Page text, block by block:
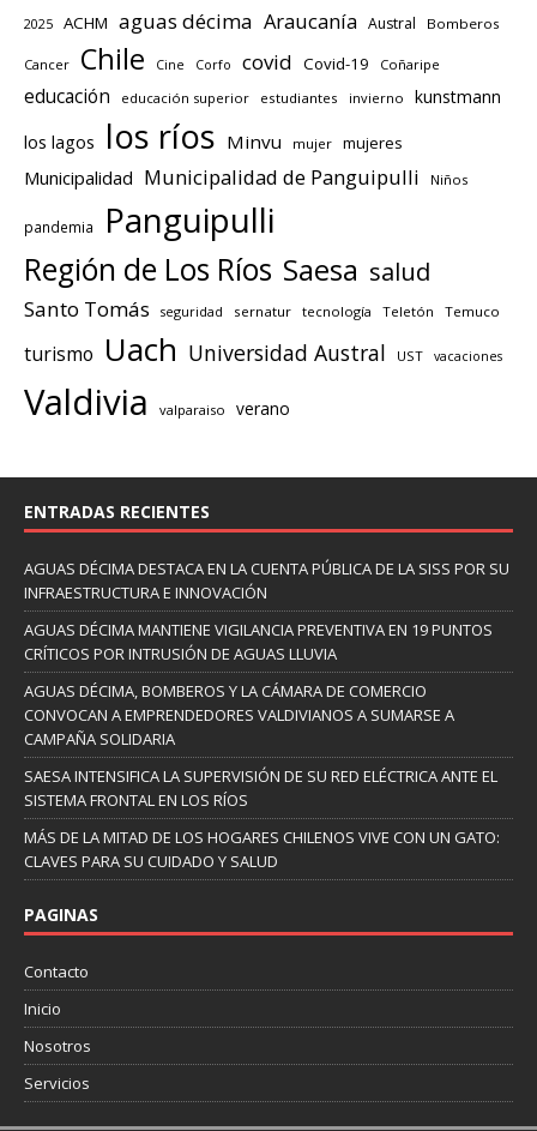
2025 ACHM aguas décima Araucanía Austral Bomberos
Cancer Chile Cine Corfo covid Covid-19 Coñaripe
educación educación superior estudiantes invierno kunstmann
los lagos los ríos Minvu mujer mujeres
Municipalidad Municipalidad de Panguipulli Niños
pandemia Panguipulli
Región de Los Ríos Saesa salud
Santo Tomás seguridad sernatur tecnología Teletón Temuco
turismo Uach Universidad Austral UST vacaciones
Valdivia valparaiso verano
ENTRADAS RECIENTES
AGUAS DÉCIMA DESTACA EN LA CUENTA PÚBLICA DE LA SISS POR SU
INFRAESTRUCTURA E INNOVACIÓN
AGUAS DÉCIMA MANTIENE VIGILANCIA PREVENTIVA EN 19 PUNTOS
CRÍTICOS POR INTRUSIÓN DE AGUAS LLUVIA
AGUAS DÉCIMA, BOMBEROS Y LA CÁMARA DE COMERCIO
CONVOCAN A EMPRENDEDORES VALDIVIANOS A SUMARSE A
CAMPAÑA SOLIDARIA
SAESA INTENSIFICA LA SUPERVISIÓN DE SU RED ELÉCTRICA ANTE EL
SISTEMA FRONTAL EN LOS RÍOS
MÁS DE LA MITAD DE LOS HOGARES CHILENOS VIVE CON UN GATO:
CLAVES PARA SU CUIDADO Y SALUD
PAGINAS
Contacto
Inicio
Nosotros
Servicios